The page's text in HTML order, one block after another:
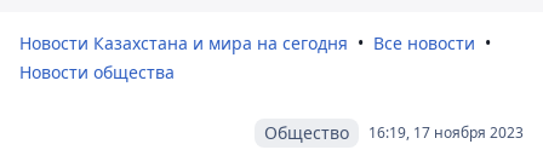
Новости Казахстана и мира на сегодня
Все новости
Новости общества
16:19, 17 ноября 2023
Общество